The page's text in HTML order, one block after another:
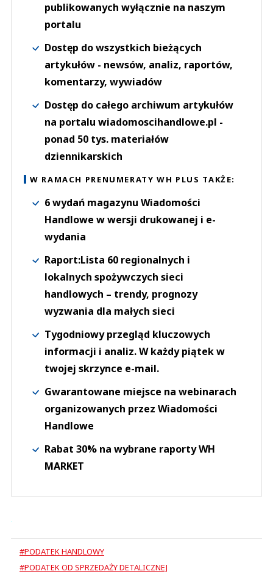
publikowanych wyłącznie na naszym
portalu
Dostęp do wszystkich bieżących
artykułów - newsów, analiz, raportów,
komentarzy, wywiadów
Dostęp do całego archiwum artykułów
na portalu wiadomoscihandlowe.pl -
ponad 50 tys. materiałów
dziennikarskich
W RAMACH PRENUMERATY WH PLUS TAKŻE:
6 wydań magazynu Wiadomości
Handlowe w wersji drukowanej i e-
wydania
Raport:Lista 60 regionalnych i
lokalnych spożywczych sieci
handlowych – trendy, prognozy
wyzwania dla małych sieci
Tygodniowy przegląd kluczowych
informacji i analiz. W każdy piątek w
twojej skrzynce e-mail.
Gwarantowane miejsce na webinarach
organizowanych przez Wiadomości
Handlowe
Rabat 30% na wybrane raporty WH
MARKET
#PODATEK HANDLOWY
#PODATEK OD SPRZEDAŻY DETALICZNEJ